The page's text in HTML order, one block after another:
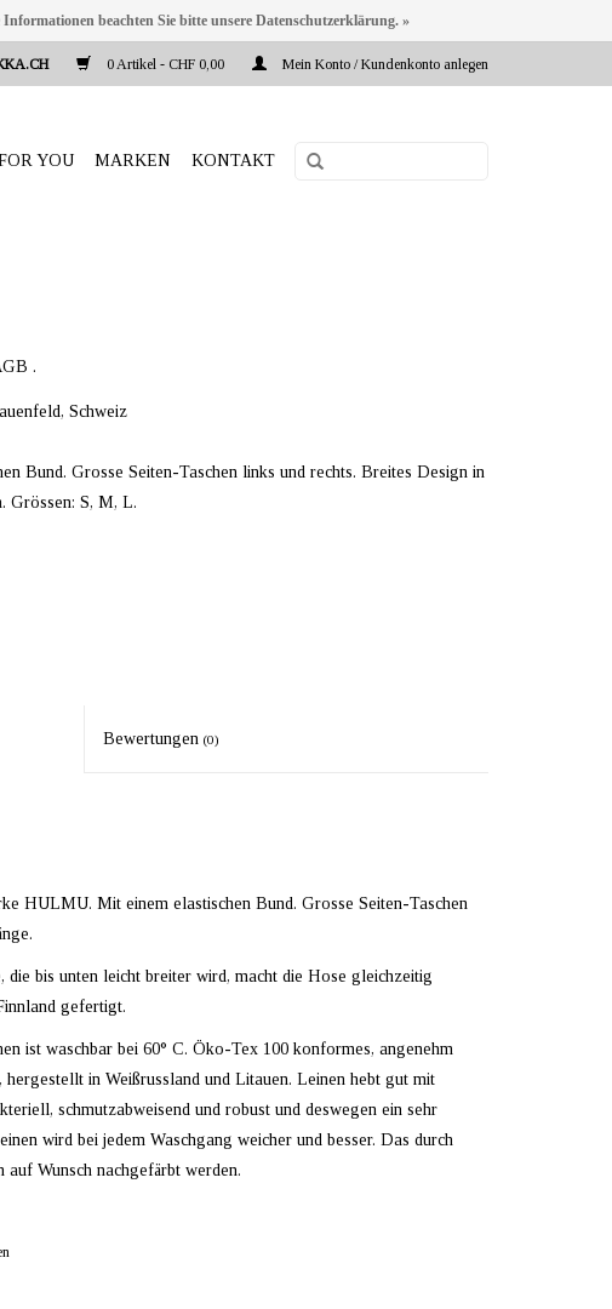
0 Artikel - CHF 0,00 Mein Konto / Kundenkonto anlegen
YOU MARKEN KONTAKT
.
Schweiz
Bund. Grosse Seiten-Taschen links und rechts. Breites Design in
Grössen: S, M, L.
Bewertungen(0)
HULMU. Mit einem elastischen Bund. Grosse Seiten-Taschen
die bis unten leicht breiter wird, macht die Hose gleichzeitig
gefertigt.
ist waschbar bei 60° C. Öko-Tex 100 konformes, angenehm
hergestellt in Weißrussland und Litauen. Leinen hebt gut mit
schmutzabweisend und robust und deswegen ein sehr
wird bei jedem Waschgang weicher und besser. Das durch
Wunsch nachgefärbt werden.
beachten Sie bitte unsere Datenschutzerklärung. »